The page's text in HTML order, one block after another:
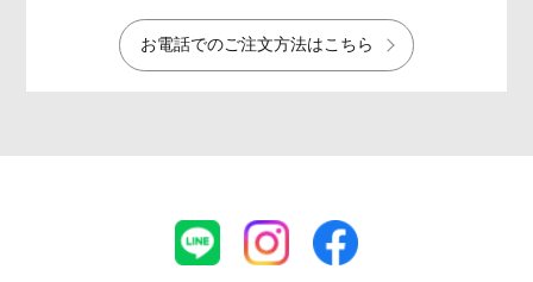
お電話でのご注文方法はこちら